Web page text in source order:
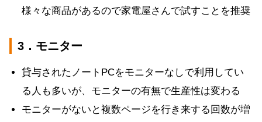
様々な商品があるので家電屋さんで試すことを推奨
3．モニター
貸与されたノートPCをモニターなしで利用してい
る人も多いが、モニターの有無で生産性は変わる
モニターがないと複数ページを行き来する回数が増